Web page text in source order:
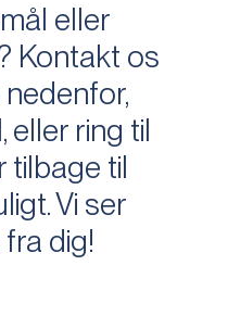
eller
Kontakt os
eller ring til
tilbage til
Vi ser
dig!